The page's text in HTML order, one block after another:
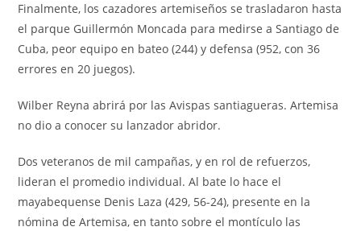
Finalmente, los cazadores artemiseños se trasladaron hasta
el parque Guillermón Moncada para medirse a Santiago de
Cuba, peor equipo en bateo (244) y defensa (952, con 36
errores en 20 juegos).
Wilber Reyna abrirá por las Avispas santiagueras. Artemisa
no dio a conocer su lanzador abridor.
Dos veteranos de mil campañas, y en rol de refuerzos,
lideran el promedio individual. Al bate lo hace el
mayabequense Denis Laza (429, 56-24), presente en la
nómina de Artemisa, en tanto sobre el montículo las